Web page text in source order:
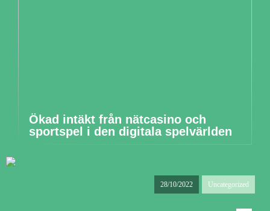
Ökad intäkt från nätcasino och
sportspel i den digitala spelvärlden
28/10/2022 Uncategorized